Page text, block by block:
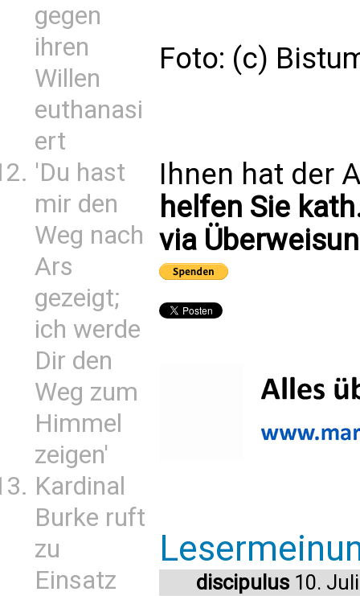
gegen
ihren
Willen
euthanasi
ert
'Du hast
mir den
Weg nach
Ars
gezeigt;
ich werde
Dir den
Weg zum
Himmel
zeigen'
Kardinal
Burke ruft
zu
Einsatz
Foto: (c)
Ihnen hat der
helfen Sie
via
discipulus 10.